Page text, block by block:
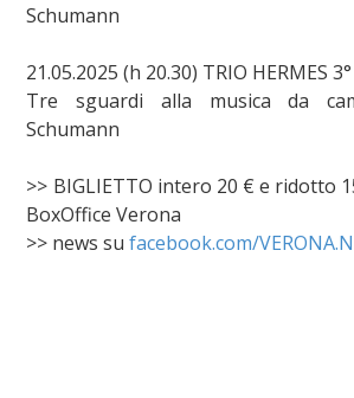
Schumann
21.05.2025 (h 20.30) TRIO HERMES
Tre sguardi alla musica da
Schumann
>> BIGLIETTO intero 20 € e ridotto
BoxOffice Verona
>> news sufacebook.com/